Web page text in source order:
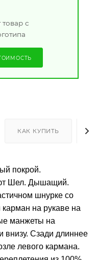
с
КАК КУПИТЬ
покрой.
Шел. Дышащий.
шнурке со
на рукаве на
манжеты на
внизу. Сзади длиннее
левого кармана.